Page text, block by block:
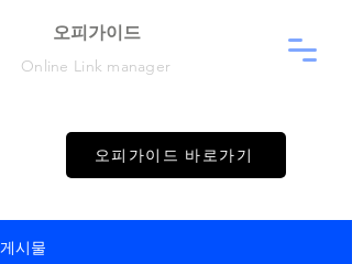
​오피가이드
Online Link manager
오피가이드 바로가기
게시물